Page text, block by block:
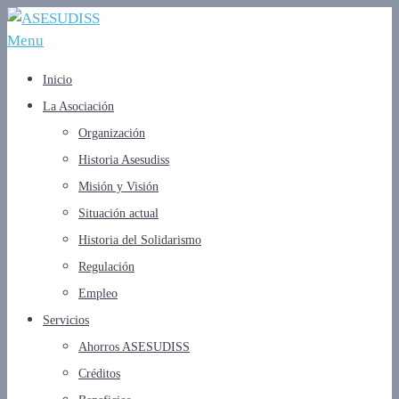
Menu
Inicio
La Asociación
Organización
Historia Asesudiss
Misión y Visión
Situación actual
Historia del Solidarismo
Regulación
Empleo
Servicios
Ahorros ASESUDISS
Créditos